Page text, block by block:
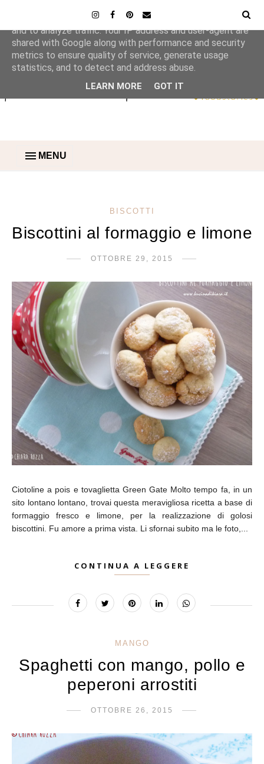
MENU
BISCOTTI
Biscottini al formaggio e limone
OTTOBRE 29, 2015
Ciotoline a pois e tovaglietta Green Gate Molto tempo fa, in un
sito lontano lontano, trovai questa meravigliosa ricetta a base di
formaggio fresco e limone, per la realizzazione di golosi
biscottini. Fu amore a prima vista. Li sfornai subito ma le foto,...
CONTINUA A LEGGERE
MANGO
Spaghetti con mango, pollo e
peperoni arrostiti
OTTOBRE 26, 2015
This site uses cookies from Google to deliver its services
and to analyze traffic. Your IP address and user-agent are
shared with Google along with performance and security
metrics to ensure quality of service, generate usage
statistics, and to detect and address abuse.
LEARN MORE GOT IT